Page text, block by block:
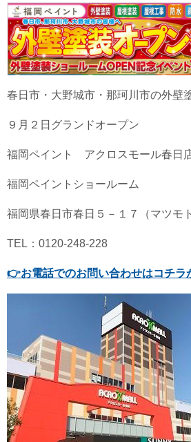
春日市・大野城市・那珂川市の外壁
９月２日グランドオープン
福岡ペイント アクロスモール春日
福岡ペイントショールーム
福岡県春日市春日５－１７（マツモ
TEL：0120-248-228
👉お電話でのお問い合わせはコチラ